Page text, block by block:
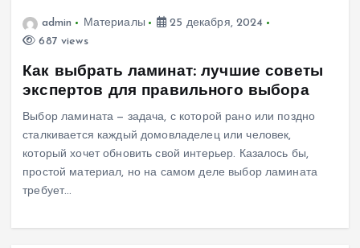
admin Материалы
25 декабря, 2024
687 views
Как выбрать ламинат: лучшие советы
экспертов для правильного выбора
Выбор ламината — задача, с которой рано или поздно
сталкивается каждый домовладелец или человек,
который хочет обновить свой интерьер. Казалось бы,
простой материал, но на самом деле выбор ламината
требует…